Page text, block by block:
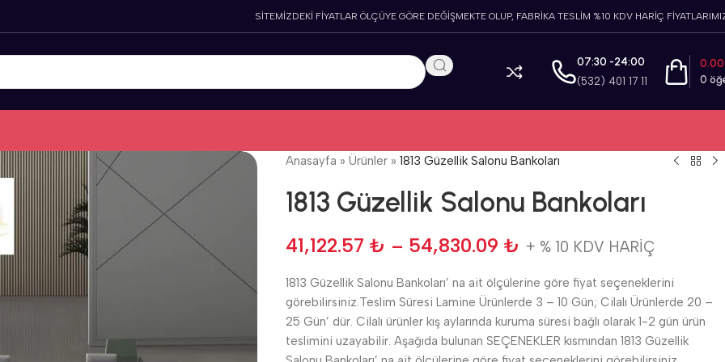
SİTEMİZDEKİ FİYATLAR ÖLÇÜYE GÖRE DEĞİŞMEKTE OLUP, FABRİKA TESLİM %10 KDV HARİÇ
07:30 -24:00
(532) 401 17 11 0
Anasayfa »Ürünler »1813 Güzellik Salonu Bankoları
1813 Güzellik Salonu Bankoları
41,122.57₺ – 54,830.09₺ + % 10 KDV HARİÇ
1813 Güzellik Salonu Bankoları’ na ait ölçülerine göre fiyat seçeneklerini
görebilirsiniz.Teslim Süresi Lamine Ürünlerde 3 – 10 Gün; Cilalı Ürünlerde 20 –
25 Gün’ dür. Cilalı ürünler kış aylarında kuruma süresi bağlı olarak 1-2 gün ürün
teslimini uzayabilir. Aşağıda bulunan SEÇENEKLER kısmından 1813 Güzellik